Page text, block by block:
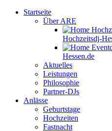
Startseite
Über ARE
Hochzeitsdj-
Hessen.de
Aktuelles
Leistungen
Philosophie
Partner-DJs
Anlässe
Geburtstage
Hochzeiten
Fastnacht